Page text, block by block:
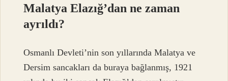
Malatya Elazığ’dan ne zaman
ayrıldı?
Osmanlı Devleti’nin son yıllarında Malatya ve
Dersim sancakları da buraya bağlanmış, 1921